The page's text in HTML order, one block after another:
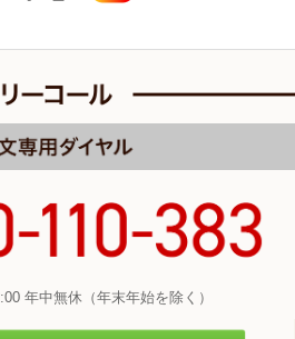
年中無休（年末年始を除く）